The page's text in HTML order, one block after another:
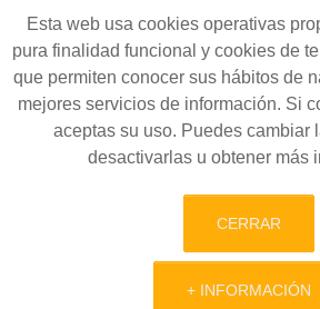
Esta web usa cookies operativas
pura finalidad funcional y cookies de
que permiten conocer sus hábitos de
mejores servicios de información. Si
aceptas su uso. Puedes cambiar
desactivarlas u obtener más
CERRAR
+ INFORMACIÓN